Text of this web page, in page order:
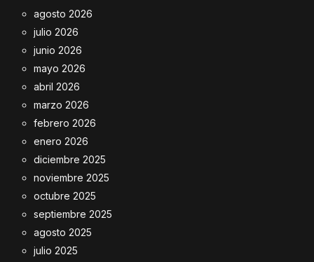
agosto 2026
julio 2026
junio 2026
mayo 2026
abril 2026
marzo 2026
febrero 2026
enero 2026
diciembre 2025
noviembre 2025
octubre 2025
septiembre 2025
agosto 2025
julio 2025